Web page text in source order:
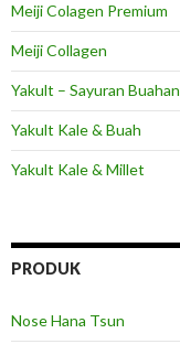
Meiji Colagen Premium
Meiji Collagen
Yakult – Sayuran Buahan
Yakult Kale & Buah
Yakult Kale & Millet
PRODUK
Nose Hana Tsun